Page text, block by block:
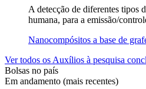
A detecção de diferentes tipos
humana, para a emissão/
Nanocompósitos a base de
Ver todos os Auxílios à pesquisa
Bolsas no país
Em andamento (mais recentes)